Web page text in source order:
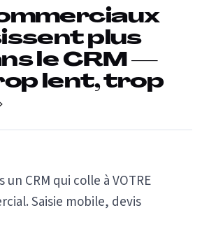
plus
le CRM —
lent, trop
un CRM qui colle à VOTRE
Saisie mobile, devis